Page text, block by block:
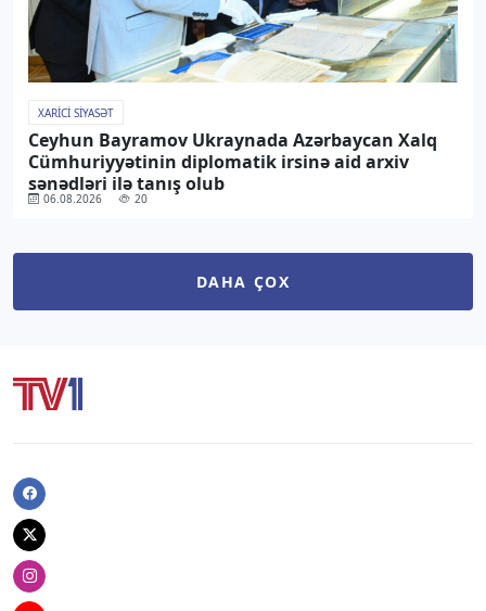
XARICI SIYASƏT
Ceyhun Bayramov Ukraynada Azərbaycan Xalq
Cümhuriyyətinin diplomatik irsinə aid arxiv
sənədləri ilə tanış olub
06.08.2026 20
DAHA ÇOX
Facebook
Twitter
Instagram